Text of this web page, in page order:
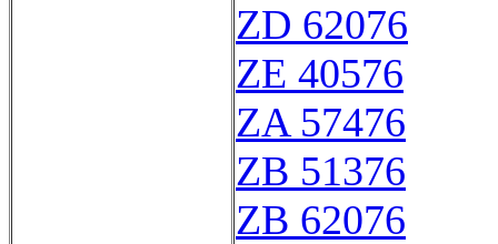
ZD 62076
ZE 40576
ZA 57476
ZB 51376
ZB 62076